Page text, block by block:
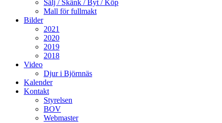
Sälj / Skänk / Byt / Köp
Mall för fullmakt
Bilder
2021
2020
2019
2018
Video
Djur i Björnnäs
Kalender
Kontakt
Styrelsen
BOV
Webmaster